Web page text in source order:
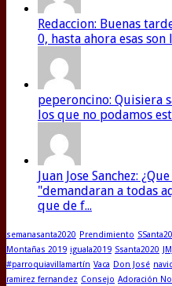
Redaccion: Buenas
0, hasta ahora esas son
peperoncino: Quisiera
los que no podamos
Juan Jose Sanchez:
"demandaran a todas
que de f...
semanasanta2020 Prendimiento
Montañas 2019 iguala2019 Ssanta2020
#parroquiavillamartín Vaca Don José
ramirez fernandez Consejo Adoración